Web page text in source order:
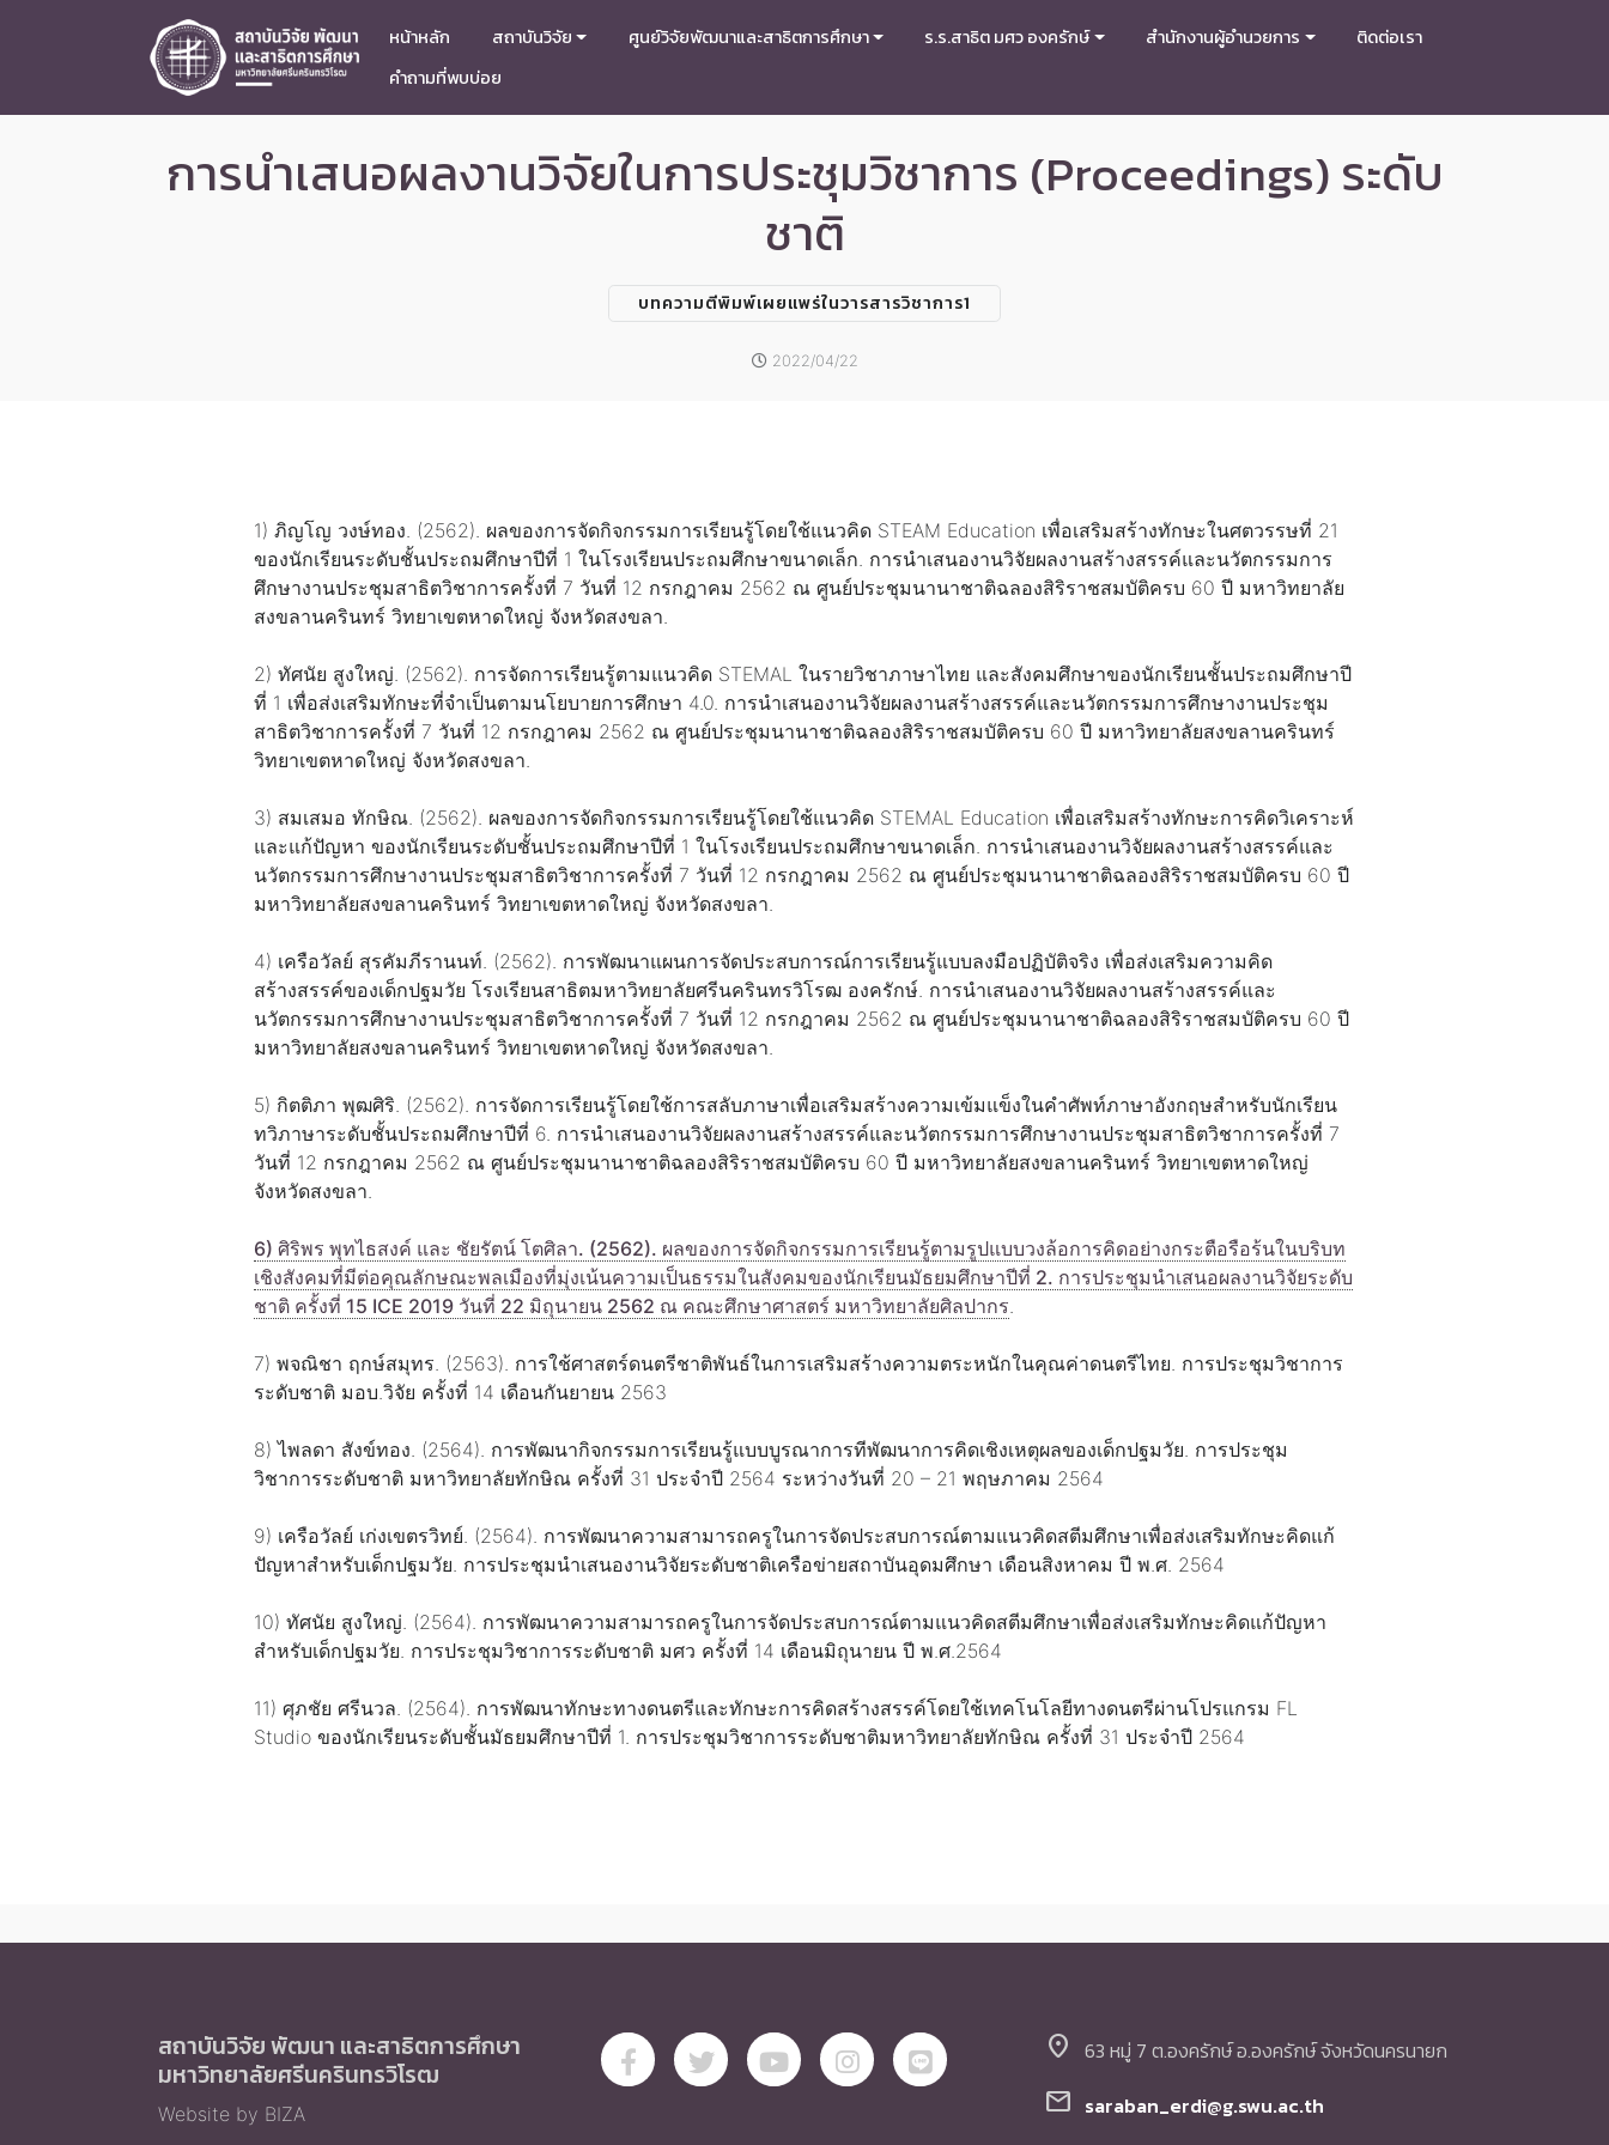
หน้าหลัก สถาบันวิจัย ศูนย์วิจัยพัฒนาและสาธิตการศึกษา ร.ร.สาธิต มศว องครักษ์ สำนักงานผู้อำนวยการ
ติดต่อเรา
คำถามที่พบบ่อย
การนำเสนอผลงานวิจัยในการประชุมวิชาการ (Proceedings) ระดับ
ชาติ
บทความตีพิมพ์เผยแพร่ในวารสารวิชาการ1
2022/04/22
1) ภิญโญ วงษ์ทอง. (2562). ผลของการจัดกิจกรรมการเรียนรู้โดยใช้แนวคิด STEAM Education เพื่อเสริมสร้างทักษะในศตวรรษที่ 21
ของนักเรียนระดับชั้นประถมศึกษาปีที่ 1 ในโรงเรียนประถมศึกษาขนาดเล็ก. การนำเสนองานวิจัยผลงานสร้างสรรค์และนวัตกรรมการ
ศึกษางานประชุมสาธิตวิชาการครั้งที่ 7 วันที่ 12 กรกฎาคม 2562 ณ ศูนย์ประชุมนานาชาติฉลองสิริราชสมบัติครบ 60 ปี มหาวิทยาลัย
สงขลานครินทร์ วิทยาเขตหาดใหญ่ จังหวัดสงขลา.
2) ทัศนัย สูงใหญ่. (2562). การจัดการเรียนรู้ตามแนวคิด STEMAL ในรายวิชาภาษาไทย และสังคมศึกษาของนักเรียนชั้นประถมศึกษาปี
ที่ 1 เพื่อส่งเสริมทักษะที่จำเป็นตามนโยบายการศึกษา 4.0. การนำเสนองานวิจัยผลงานสร้างสรรค์และนวัตกรรมการศึกษางานประชุม
สาธิตวิชาการครั้งที่ 7 วันที่ 12 กรกฎาคม 2562 ณ ศูนย์ประชุมนานาชาติฉลองสิริราชสมบัติครบ 60 ปี มหาวิทยาลัยสงขลานครินทร์
วิทยาเขตหาดใหญ่ จังหวัดสงขลา.
3) สมเสมอ ทักษิณ. (2562). ผลของการจัดกิจกรรมการเรียนรู้โดยใช้แนวคิด STEMAL Education เพื่อเสริมสร้างทักษะการคิดวิเคราะห์
และแก้ปัญหา ของนักเรียนระดับชั้นประถมศึกษาปีที่ 1 ในโรงเรียนประถมศึกษาขนาดเล็ก. การนำเสนองานวิจัยผลงานสร้างสรรค์และ
นวัตกรรมการศึกษางานประชุมสาธิตวิชาการครั้งที่ 7 วันที่ 12 กรกฎาคม 2562 ณ ศูนย์ประชุมนานาชาติฉลองสิริราชสมบัติครบ 60 ปี
มหาวิทยาลัยสงขลานครินทร์ วิทยาเขตหาดใหญ่ จังหวัดสงขลา.
4) เครือวัลย์ สุรคัมภีรานนท์. (2562). การพัฒนาแผนการจัดประสบการณ์การเรียนรู้แบบลงมือปฏิบัติจริง เพื่อส่งเสริมความคิด
สร้างสรรค์ของเด็กปฐมวัย โรงเรียนสาธิตมหาวิทยาลัยศรีนครินทรวิโรฒ องครักษ์. การนำเสนองานวิจัยผลงานสร้างสรรค์และ
นวัตกรรมการศึกษางานประชุมสาธิตวิชาการครั้งที่ 7 วันที่ 12 กรกฎาคม 2562 ณ ศูนย์ประชุมนานาชาติฉลองสิริราชสมบัติครบ 60 ปี
มหาวิทยาลัยสงขลานครินทร์ วิทยาเขตหาดใหญ่ จังหวัดสงขลา.
5) กิตติภา พุฒศิริ. (2562). การจัดการเรียนรู้โดยใช้การสลับภาษาเพื่อเสริมสร้างความเข้มแข็งในคำศัพท์ภาษาอังกฤษสำหรับนักเรียน
ทวิภาษาระดับชั้นประถมศึกษาปีที่ 6. การนำเสนองานวิจัยผลงานสร้างสรรค์และนวัตกรรมการศึกษางานประชุมสาธิตวิชาการครั้งที่ 7
วันที่ 12 กรกฎาคม 2562 ณ ศูนย์ประชุมนานาชาติฉลองสิริราชสมบัติครบ 60 ปี มหาวิทยาลัยสงขลานครินทร์ วิทยาเขตหาดใหญ่
จังหวัดสงขลา.
6) ศิริพร พุทไธสงค์ และ ชัยรัตน์ โตศิลา. (2562). ผลของการจัดกิจกรรมการเรียนรู้ตามรูปแบบวงล้อการคิดอย่างกระตือรือร้นในบริบท
เชิงสังคมที่มีต่อคุณลักษณะพลเมืองที่มุ่งเน้นความเป็นธรรมในสังคมของนักเรียนมัธยมศึกษาปีที่ 2. การประชุมนำเสนอผลงานวิจัยระดับ
ชาติ ครั้งที่ 15 ICE 2019 วันที่ 22 มิถุนายน 2562 ณ คณะศึกษาศาสตร์ มหาวิทยาลัยศิลปากร
7) พจณิชา ฤกษ์สมุทร. (2563). การใช้ศาสตร์ดนตรีชาติพันธ์ในการเสริมสร้างความตระหนักในคุณค่าดนตรีไทย. การประชุมวิชาการ
ระดับชาติ มอบ.วิจัย ครั้งที่ 14 เดือนกันยายน 2563
8) ไพลดา สังข์ทอง. (2564). การพัฒนากิจกรรมการเรียนรู้แบบบูรณาการทีพัฒนาการคิดเชิงเหตุผลของเด็กปฐมวัย. การประชุม
วิชาการระดับชาติ มหาวิทยาลัยทักษิณ ครั้งที่ 31 ประจำปี 2564 ระหว่างวันที่ 20 – 21 พฤษภาคม 2564
9) เครือวัลย์ เก่งเขตรวิทย์. (2564). การพัฒนาความสามารถครูในการจัดประสบการณ์ตามแนวคิดสตีมศึกษาเพื่อส่งเสริมทักษะคิดแก้
ปัญหาสำหรับเด็กปฐมวัย. การประชุมนำเสนองานวิจัยระดับชาติเครือข่ายสถาบันอุดมศึกษา เดือนสิงหาคม ปี พ.ศ. 2564
10) ทัศนัย สูงใหญ่. (2564). การพัฒนาความสามารถครูในการจัดประสบการณ์ตามแนวคิดสตีมศึกษาเพื่อส่งเสริมทักษะคิดแก้ปัญหา
สำหรับเด็กปฐมวัย. การประชุมวิชาการระดับชาติ มศว ครั้งที่ 14 เดือนมิถุนายน ปี พ.ศ.2564
11) ศุภชัย ศรีนวล. (2564). การพัฒนาทักษะทางดนตรีและทักษะการคิดสร้างสรรค์โดยใช้เทคโนโลยีทางดนตรีผ่านโปรแกรม FL
Studio ของนักเรียนระดับชั้นมัธยมศึกษาปีที่ 1. การประชุมวิชาการระดับชาติมหาวิทยาลัยทักษิณ ครั้งที่ 31 ประจำปี 2564
สถาบันวิจัย พัฒนา และสาธิตการศึกษา
มหาวิทยาลัยศรีนครินทรวิโรฒ
Website by BIZA
location_on 63 หมู่ 7 ต.องครักษ์ อ.องครักษ์ จังหวัดนครนายก
mail saraban_erdi@g.swu.ac.th